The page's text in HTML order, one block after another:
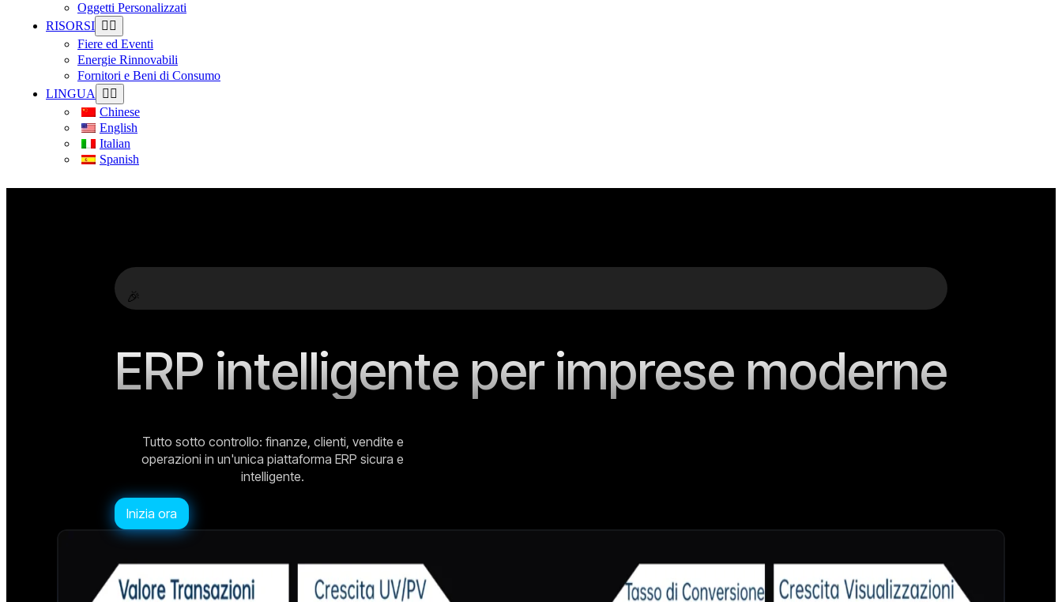
Oggetti Personalizzati
RISORSI
Fiere ed Eventi
Energie Rinnovabili
Fornitori e Beni di Consumo
LINGUA
Chinese
English
Italian
Spanish
🎉
ERP intelligente per imprese moderne
Tutto sotto controllo: finanze, clienti, vendite e
operazioni in un'unica piattaforma ERP sicura e
intelligente.